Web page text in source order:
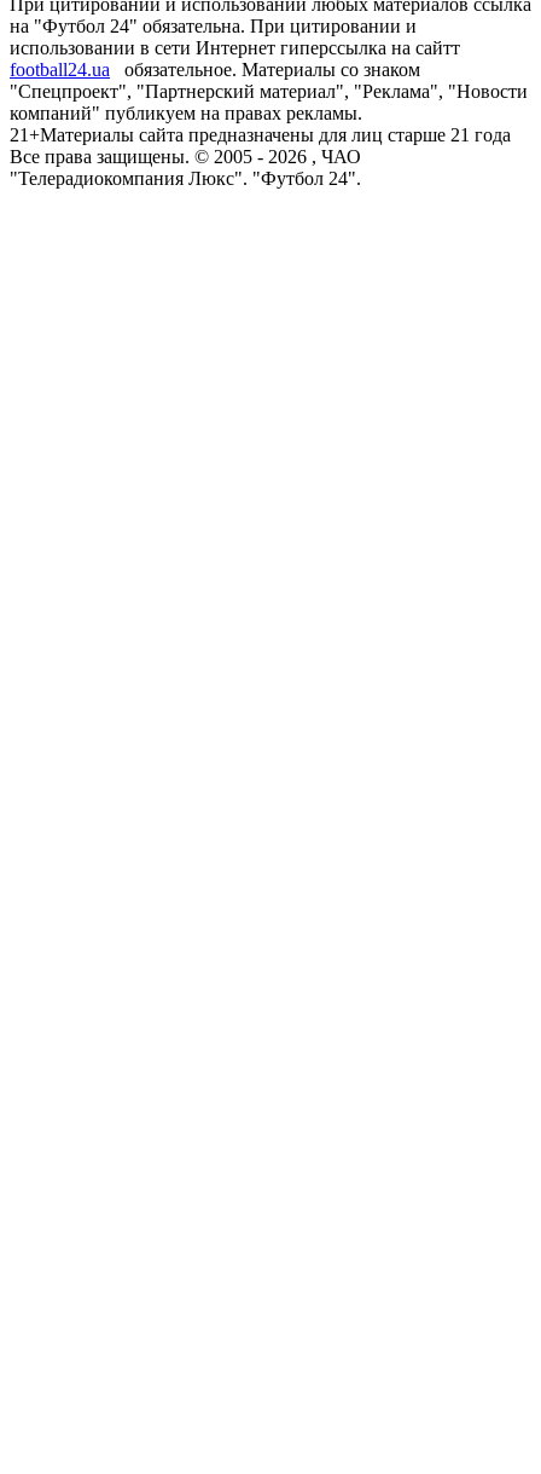
При цитировании и использовании любых материалов ссылка
на "Футбол 24" обязательна. При цитировании и
использовании в сети Интернет гиперссылка на сайтт
football24.ua
обязательное. Материалы со знаком
"Спецпроект", "Партнерский материал", "Реклама", "Новости
компаний" публикуем на правах рекламы.
21+Материалы сайта предназначены для лиц старше 21 года
Все права защищены. © 2005 - 2026 , ЧАО
"Телерадиокомпания Люкс". "Футбол 24".